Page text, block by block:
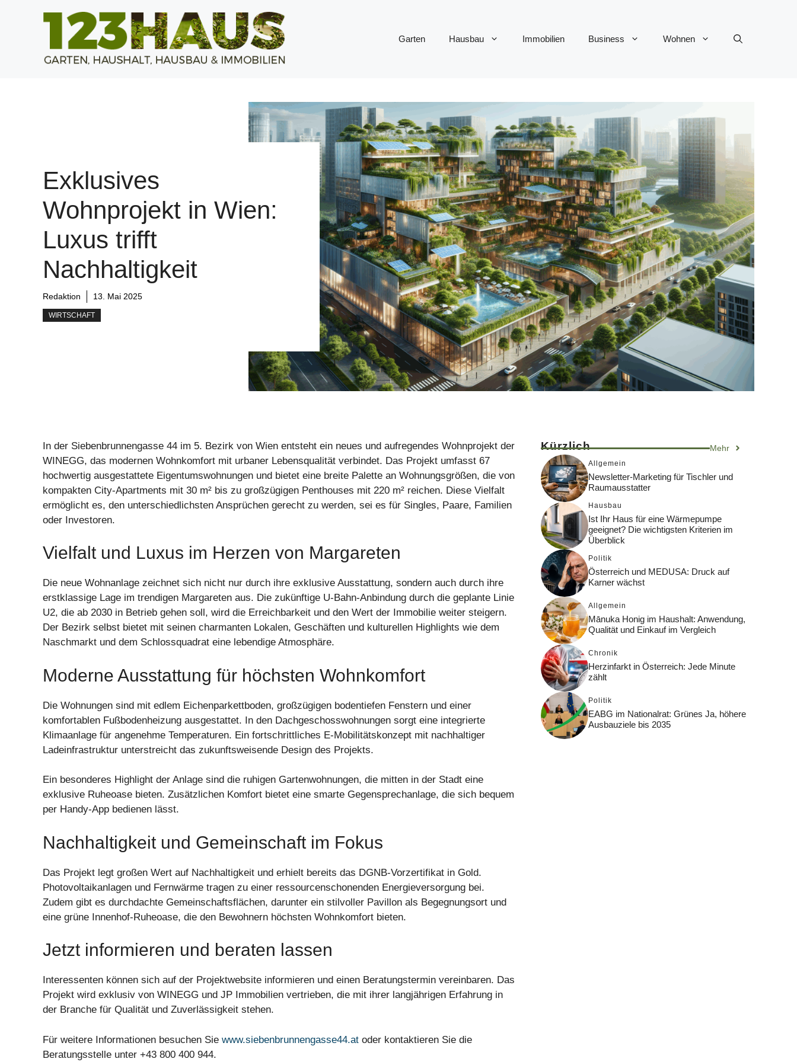
Garten Hausbau Immobilien Business Wohnen
Exklusives
Wohnprojekt in Wien:
Luxus trifft
Nachhaltigkeit
Redaktion 13. Mai 2025
WIRTSCHAFT
In der Siebenbrunnengasse 44 im 5. Bezirk von Wien entsteht ein neues und aufregendes Wohnprojekt der
WINEGG, das modernen Wohnkomfort mit urbaner Lebensqualität verbindet. Das Projekt umfasst 67
hochwertig ausgestattete Eigentumswohnungen und bietet eine breite Palette an Wohnungsgrößen, die von
kompakten City-Apartments mit 30 m² bis zu großzügigen Penthouses mit 220 m² reichen. Diese Vielfalt
ermöglicht es, den unterschiedlichsten Ansprüchen gerecht zu werden, sei es für Singles, Paare, Familien
oder Investoren.
Vielfalt und Luxus im Herzen von Margareten
Die neue Wohnanlage zeichnet sich nicht nur durch ihre exklusive Ausstattung, sondern auch durch ihre
erstklassige Lage im trendigen Margareten aus. Die zukünftige U-Bahn-Anbindung durch die geplante Linie
U2, die ab 2030 in Betrieb gehen soll, wird die Erreichbarkeit und den Wert der Immobilie weiter steigern.
Der Bezirk selbst bietet mit seinen charmanten Lokalen, Geschäften und kulturellen Highlights wie dem
Naschmarkt und dem Schlossquadrat eine lebendige Atmosphäre.
Moderne Ausstattung für höchsten Wohnkomfort
Die Wohnungen sind mit edlem Eichenparkettboden, großzügigen bodentiefen Fenstern und einer
komfortablen Fußbodenheizung ausgestattet. In den Dachgeschosswohnungen sorgt eine integrierte
Klimaanlage für angenehme Temperaturen. Ein fortschrittliches E-Mobilitätskonzept mit nachhaltiger
Ladeinfrastruktur unterstreicht das zukunftsweisende Design des Projekts.
Ein besonderes Highlight der Anlage sind die ruhigen Gartenwohnungen, die mitten in der Stadt eine
exklusive Ruheoase bieten. Zusätzlichen Komfort bietet eine smarte Gegensprechanlage, die sich bequem
per Handy-App bedienen lässt.
Nachhaltigkeit und Gemeinschaft im Fokus
Das Projekt legt großen Wert auf Nachhaltigkeit und erhielt bereits das DGNB-Vorzertifikat in Gold.
Photovoltaikanlagen und Fernwärme tragen zu einer ressourcenschonenden Energieversorgung bei.
Zudem gibt es durchdachte Gemeinschaftsflächen, darunter ein stilvoller Pavillon als Begegnungsort und
eine grüne Innenhof-Ruheoase, die den Bewohnern höchsten Wohnkomfort bieten.
Jetzt informieren und beraten lassen
Interessenten können sich auf der Projektwebsite informieren und einen Beratungstermin vereinbaren. Das
Projekt wird exklusiv von WINEGG und JP Immobilien vertrieben, die mit ihrer langjährigen Erfahrung in
der Branche für Qualität und Zuverlässigkeit stehen.
Für weitere Informationen besuchen Sie www.siebenbrunnengasse44.at oder kontaktieren Sie die
Beratungsstelle unter +43 800 400 944.
Kürzlich Mehr
Allgemein
Newsletter-Marketing für Tischler und
Raumausstatter
Hausbau
Ist Ihr Haus für eine Wärmepumpe
geeignet? Die wichtigsten Kriterien im
Überblick
Politik
Österreich und MEDUSA: Druck auf
Karner wächst
Allgemein
Mānuka Honig im Haushalt: Anwendung,
Qualität und Einkauf im Vergleich
Chronik
Herzinfarkt in Österreich: Jede Minute
zählt
Politik
EABG im Nationalrat: Grünes Ja, höhere
Ausbauziele bis 2035